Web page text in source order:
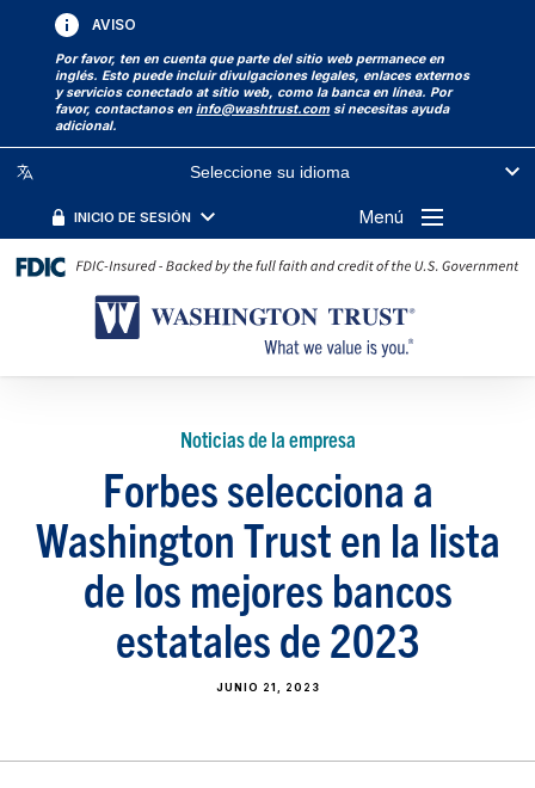
AVISO
Por favor, ten en cuenta que parte del sitio web permanece en
inglés. Esto puede incluir divulgaciones legales, enlaces externos
y servicios conectado at sitio web, como la banca en línea. Por
favor, contactanos eninfo@washtrust.com si necesitas ayuda
adicional.
Seleccione su idioma
INICIO DE SESIÓN Menú
Noticias de la empresa
Forbes selecciona a
Washington Trust en la lista
de los mejores bancos
estatales de 2023
JUNIO 21, 2023